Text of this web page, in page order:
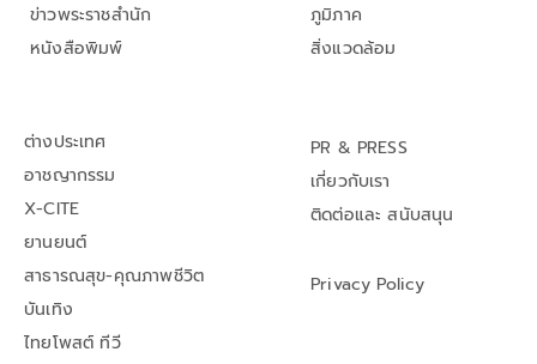
ข่าวพระราชสำนัก
หนังสือพิมพ์
ภูมิภาค
สิ่งแวดล้อม
ต่างประเทศ
อาชญากรรม
X-CITE
ยานยนต์
สาธารณสุข-คุณภาพชีวิต
บันเทิง
ไทยโพสต์ ทีวี
PR & PRESS
เกี่ยวกับเรา
ติดต่อและ สนับสนุน
Privacy Policy